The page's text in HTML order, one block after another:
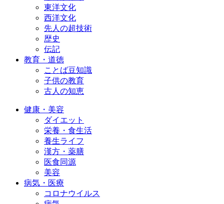
東洋文化
西洋文化
先人の超技術
歴史
伝記
教育・道徳
ことば豆知識
子供の教育
古人の知恵
健康・美容
ダイエット
栄養・食生活
養生ライフ
漢方・薬膳
医食同源
美容
病気・医療
コロナウイルス